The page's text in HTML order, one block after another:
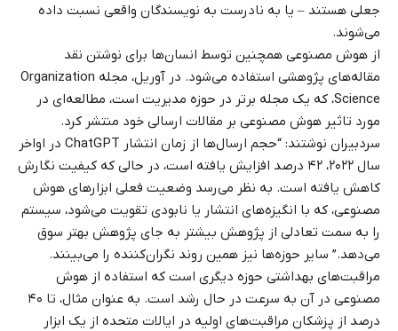
جعلی هستند – یا به‌ نادرست به نویسندگان واقعی نسبت داده
می‌شوند.
از هوش مصنوعی همچنین توسط انسان‌ها برای نوشتن نقد
مقاله‌های پژوهشی استفاده می‌شود. در آوریل، مجله Organization
Science، که یک مجله برتر در حوزه مدیریت است، مطالعه‌ای در
مورد تاثیر هوش مصنوعی بر مقالات ارسالی خود منتشر کرد.
سردبیران نوشتند: “حجم ارسال‌ها از زمان انتشار ChatGPT در اواخر
سال ۲۰۲۲، ۴۲ درصد افزایش یافته است، در حالی که کیفیت نگارش
کاهش یافته است. به نظر می‌رسد وضعیت فعلی ابزارهای هوش
مصنوعی، که با انگیزه‌های انتشار یا نابودی تقویت می‌شود، سیستم
را به سمت تعادلی از پژوهش بیشتر به جای پژوهش بهتر سوق
می‌دهد.” سایر حوزه‌ها نیز همین روند نگران‌کننده را می‌بینند.
مراقبت‌های بهداشتی حوزه دیگری است که استفاده از هوش
مصنوعی در آن به سرعت در حال رشد است. به عنوان مثال، تا ۴۰
درصد از پزشکان مراقبت‌های اولیه در ایالات متحده از یک ابزار